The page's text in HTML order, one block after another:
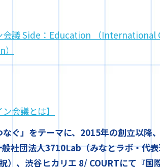
会議 Side：Education （
会議とは】
なぐ」をテーマに、2015年の創立以
社団法人3710Lab（みなとラボ・代
）、渋谷ヒカリエ 8/ COURTにて『